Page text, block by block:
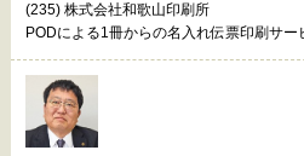
(235) 株式会社和歌山印刷所
PODによる1冊からの名入れ伝票印刷サ